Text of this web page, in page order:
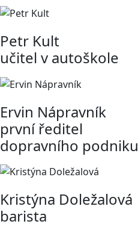
Petr Kult
učitel v autoškole
Ervin Nápravník
první ředitel
dopravního podniku
Kristýna Doležalová
barista